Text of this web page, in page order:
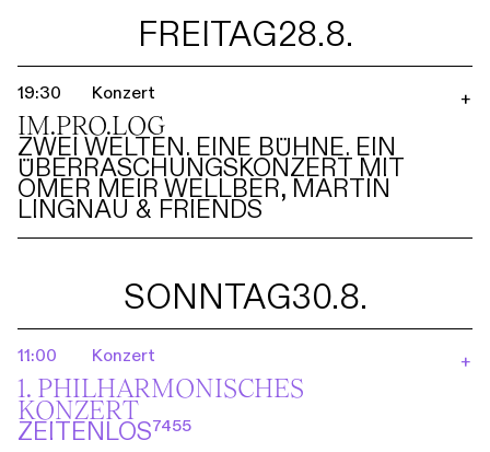
FREITAG28.8.
19:30 Konzert
IM.PRO.LOG
ZWEI WELTEN. EINE BÜHNE. EIN
ÜBERRASCHUNGSKONZERT MIT
OMER MEIR WELLBER, MARTIN
LINGNAU & FRIENDS
+
SONNTAG30.8.
11:00 Konzert
1. PHILHARMO­NISCHES
KONZERT
ZEITENLOS⁷⁴⁵⁵
+